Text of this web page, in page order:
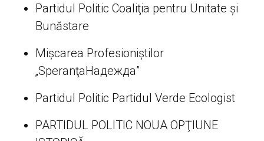
Partidul Politic Coaliţia pentru Unitate şi
Bunăstare
Mişcarea Profesioniştilor
„SperanţaНадежда”
Partidul Politic Partidul Verde Ecologist
PARTIDUL POLITIC NOUA OPŢIUNE